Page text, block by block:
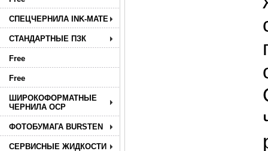
СПЕЦЧЕРНИЛА INK-MATE
СТАНДАРТНЫЕ ПЗК
Free
Free
ШИРОКОФОРМАТНЫЕ
ЧЕРНИЛА OCP
ФОТОБУМАГА BURSTEN
СЕРВИСНЫЕ ЖИДКОСТИ